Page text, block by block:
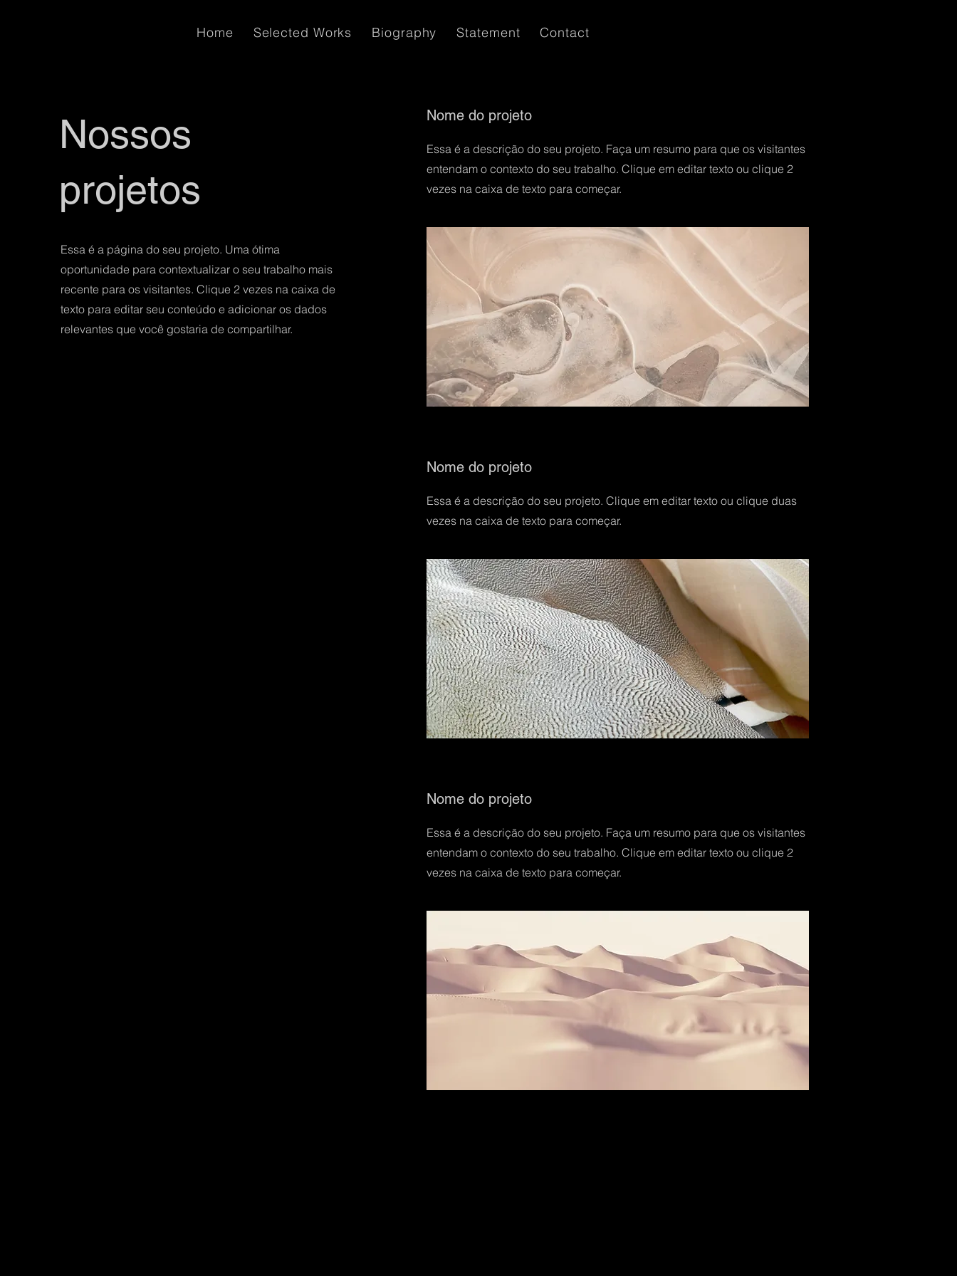
Home Selected Works Biography Statement Contact
Nossos
projetos
Essa é a página do seu projeto. Uma ótima
oportunidade para contextualizar o seu trabalho mais
recente para os visitantes. Clique 2 vezes na caixa de
texto para editar seu conteúdo e adicionar os dados
relevantes que você gostaria de compartilhar.
Nome do projeto
Essa é a descrição do seu projeto. Faça um resumo para que os visitantes
entendam o contexto do seu trabalho. Clique em editar texto ou clique 2
vezes na caixa de texto para começar.
Nome do projeto
Essa é a descrição do seu projeto. Clique em editar texto ou clique duas
vezes na caixa de texto para começar.
Nome do projeto
Essa é a descrição do seu projeto. Faça um resumo para que os visitantes
entendam o contexto do seu trabalho. Clique em editar texto ou clique 2
vezes na caixa de texto para começar.